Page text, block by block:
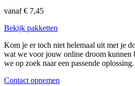
vanaf€ 7,45
Bekijk pakketten
Kom je er toch niet helemaal uit met je
wat we voor jouw online droom kunnen
we op zoek naar een passende oplossing.
Contact opnemen